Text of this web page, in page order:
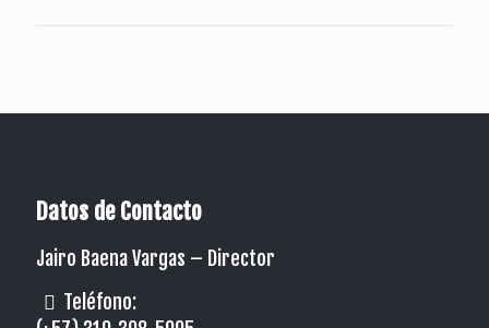
Datos de Contacto
Jairo Baena Vargas – Director
Teléfono: